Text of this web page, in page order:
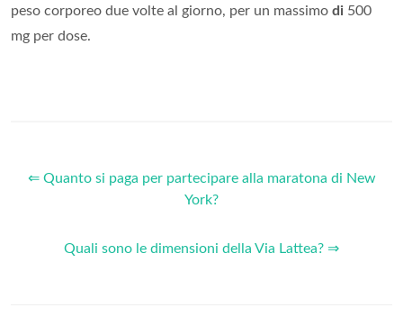
peso corporeo due volte al giorno, per un massimo di 500
mg per dose.
⇐ Quanto si paga per partecipare alla maratona di New
York?
Quali sono le dimensioni della Via Lattea? ⇒